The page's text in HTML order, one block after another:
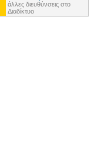
άλλες διευθύνσεις στο
Διαδίκτυο